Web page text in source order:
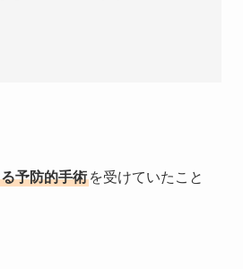
予防的手術 を受けていたこと